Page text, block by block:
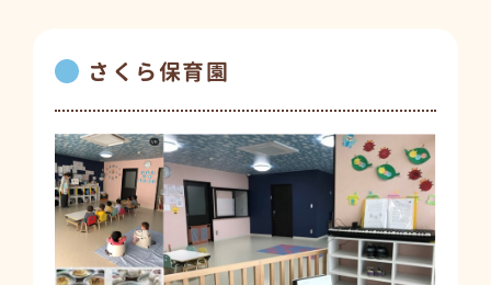
さくら保育園